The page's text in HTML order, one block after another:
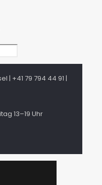
| +41 79 794 44 91 |
13–19 Uhr